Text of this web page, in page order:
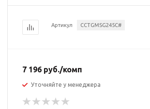
Артикул CCTGMSG245C#
7 196 руб./комп
Уточняйте у менеджера